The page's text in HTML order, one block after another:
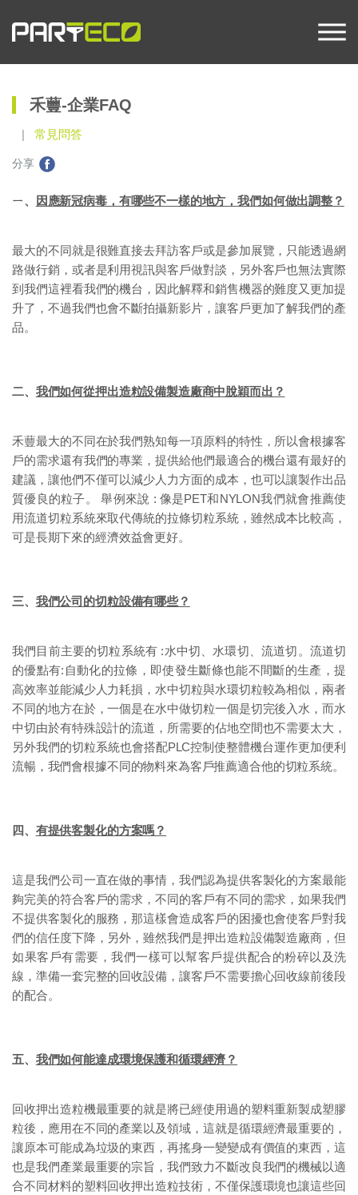
禾蘴-企業FAQ
常見問答
分享
ㄧ、 因應新冠病毒，有哪些不一樣的地方，我們如何做出調整？
最大的不同就是很難直接去拜訪客戶或是參加展覽，只能透過網
路做行銷，或者是利用視訊與客戶做對談，另外客戶也無法實際
到我們這裡看我們的機台，因此解釋和銷售機器的難度又更加提
升了，不過我們也會不斷拍攝新影片，讓客戶更加了解我們的產
品。
二、 我們如何從押出造粒設備製造廠商中脫穎而出？
禾蘴最大的不同在於我們熟知每一項原料的特性，所以會根據客
戶的需求還有我們的專業，提供給他們最適合的機台還有最好的
建議，讓他們不僅可以減少人力方面的成本，也可以讓製作出品
質優良的粒子。 舉例來說 : 像是PET和NYLON我們就會推薦使
用流道切粒系統來取代傳統的拉條切粒系統，雖然成本比較高，
可是長期下來的經濟效益會更好。
三、 我們公司的切粒設備有哪些？
我們目前主要的切粒系統有 :水中切、水環切、流道切。流道切
的優點有:自動化的拉條，即使發生斷條也能不間斷的生產，提
高效率並能減少人力耗損，水中切粒與水環切粒較為相似，兩者
不同的地方在於，一個是在水中做切粒一個是切完後入水，而水
中切由於有特殊設計的流道，所需要的佔地空間也不需要太大，
另外我們的切粒系統也會搭配PLC控制使整體機台運作更加便利
流暢，我們會根據不同的物料來為客戶推薦適合他的切粒系統。
四、 有提供客製化的方案嗎？
這是我們公司一直在做的事情，我們認為提供客製化的方案最能
夠完美的符合客戶的需求，不同的客戶有不同的需求，如果我們
不提供客製化的服務，那這樣會造成客戶的困擾也會使客戶對我
們的信任度下降，另外，雖然我們是押出造粒設備製造廠商，但
如果客戶有需要，我們一樣可以幫客戶提供配合的粉碎以及洗
線，準備一套完整的回收設備，讓客戶不需要擔心回收線前後段
的配合。
五、 我們如何能達成環境保護和循環經濟？
回收押出造粒機最重要的就是將已經使用過的塑料重新製成塑膠
粒後，應用在不同的產業以及領域，這就是循環經濟最重要的，
讓原本可能成為垃圾的東西，再搖身一變變成有價值的東西，這
也是我們產業最重要的宗旨，我們致力不斷改良我們的機械以適
合不同材料的塑料回收押出造粒技術，不僅保護環境也讓這些回